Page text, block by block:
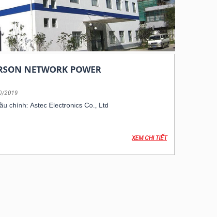
NETWORK POWER
2019
chính: Astec Electronics Co., Ltd
XEM CHI TIẾT